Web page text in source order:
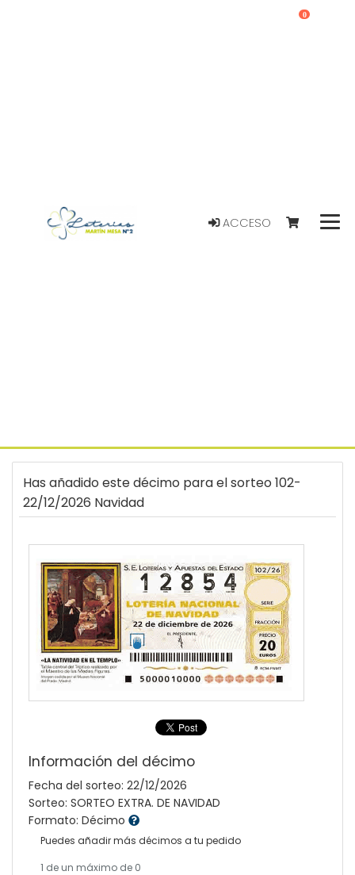
ACCESO
0
Has añadido este décimo para el sorteo 102-
22/12/2026 Navidad
Información del décimo
Fecha del sorteo: 22/12/2026
Sorteo: SORTEO EXTRA. DE NAVIDAD
Formato: Décimo
Puedes añadir más décimos a tu pedido
1 de un máximo de 0